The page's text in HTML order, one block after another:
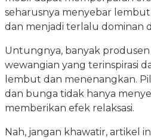
seharusnya menyebar
dan menjadi terlalu dominan
Untungnya, banyak
wewangian yang terinspirasi
lembut dan menenangkan.
dan bunga tidak hanya
memberikan efek relaksasi.
Nah, jangan khawatir, artikel